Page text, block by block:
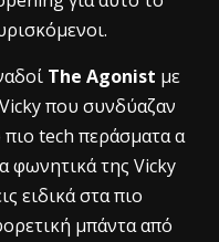
The Agonist με
που συνδύαζαν
πιο tech περάσματα α
φωνητικά της Vicky
ειδικά στα πιο
μπάντα από